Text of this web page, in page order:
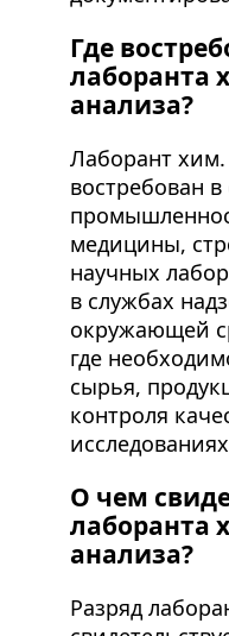
Где
лаборанта
анализа?
Лаборант
востребован в
медицины,
научных
в службах
окружающей
где
сырья,
контроля
О чем
лаборанта
анализа?
Разряд